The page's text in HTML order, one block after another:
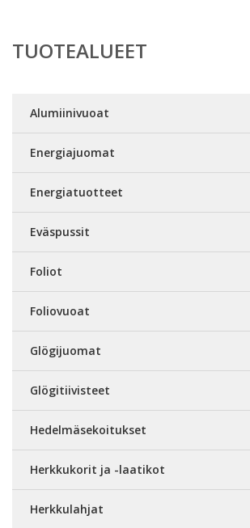
TUOTEALUEET
Alumiinivuoat
Energiajuomat
Energiatuotteet
Eväspussit
Foliot
Foliovuoat
Glögijuomat
Glögitiivisteet
Hedelmäsekoitukset
Herkkukorit ja -laatikot
Herkkulahjat